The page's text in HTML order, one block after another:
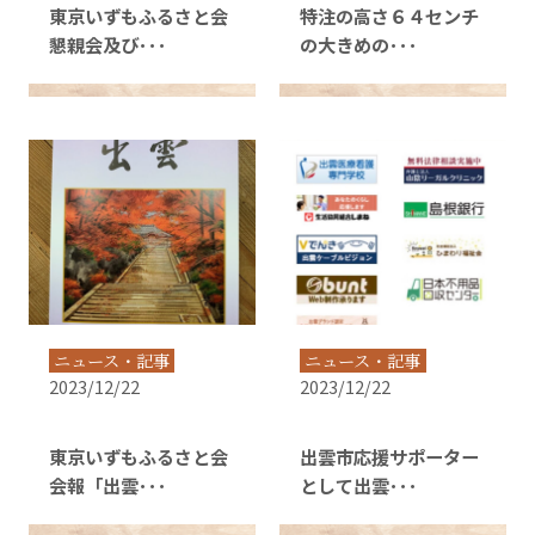
東京いずもふるさと会
懇親会及び･･･
特注の高さ６４センチ
の大きめの･･･
ニュース・記事
2023/12/22
東京いずもふるさと会
会報「出雲･･･
ニュース・記事
2023/12/22
出雲市応援サポーター
として出雲･･･